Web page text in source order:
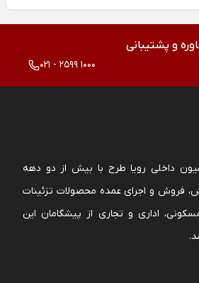
و پشتیبانی
021 - 2599 1000
داخلی رویا طرح با بیش از دو دهه
فروش و اجرای عمده محصولات تزئینات
اداری و تجاری از پیشگامان این